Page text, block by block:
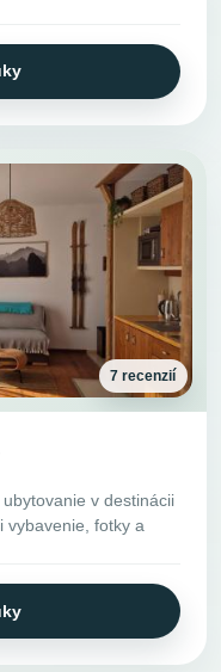
7 recenzií
v destinácii
vybavenie, fotky a